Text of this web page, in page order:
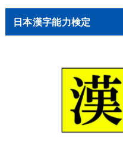
日本漢字能力検定